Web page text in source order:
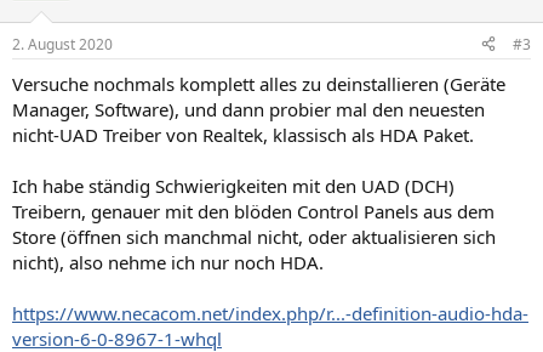
2. August 2020 #3
Versuche nochmals komplett alles zu deinstallieren (Geräte
Manager, Software), und dann probier mal den neuesten
nicht-UAD Treiber von Realtek, klassisch als HDA Paket.
Ich habe ständig Schwierigkeiten mit den UAD (DCH)
Treibern, genauer mit den blöden Control Panels aus dem
Store (öffnen sich manchmal nicht, oder aktualisieren sich
nicht), also nehme ich nur noch HDA.
https://www.necacom.net/index.php/r...-definition-audio-hda-
version-6-0-8967-1-whql